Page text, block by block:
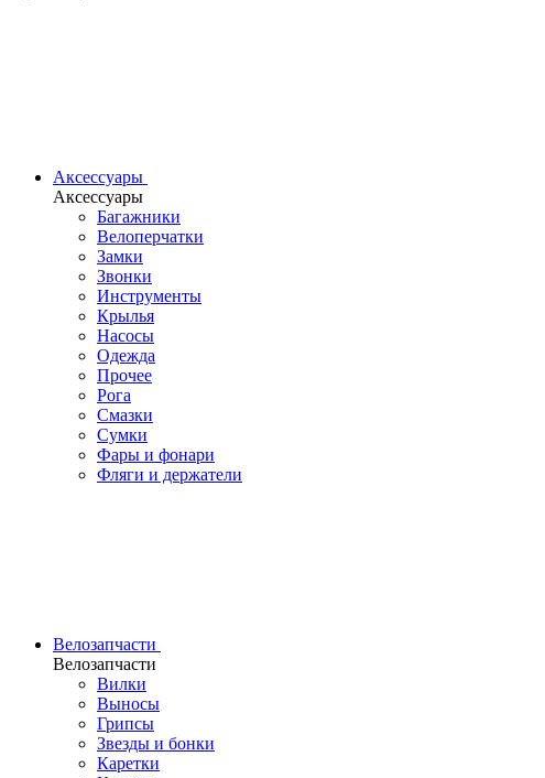
Аксессуары
Аксессуары
Багажники
Велоперчатки
Замки
Звонки
Инструменты
Крылья
Насосы
Одежда
Прочее
Рога
Смазки
Сумки
Фары и фонари
Фляги и держатели
Велозапчасти
Велозапчасти
Вилки
Выносы
Грипсы
Звезды и бонки
Каретки